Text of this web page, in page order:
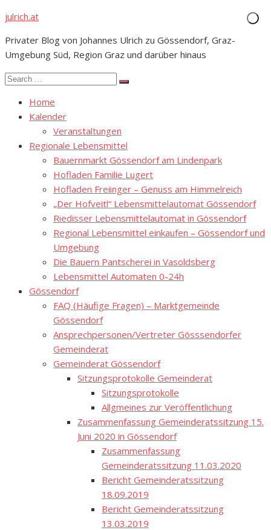
Skip
content
julrich.at
Privater Blog von Johannes Ulrich zu Gössendorf, Graz-
Umgebung Süd, Region Graz und darüber hinaus
Search
Search
Home
Kalender
Veranstaltungen
Regionale Lebensmittel
Bauernmarkt Gössendorf am Lindenpark
Hofladen Familie Lugert
Hofladen Freiinger – Genuss am Himmelreich
„Der Hofveitl“ Lebensmittelautomat Gössendorf
Riedisser Lebensmittelautomat in Gössendorf
Regional Lebensmittel einkaufen – Gössendorf und
Umgebung
Die Bauern Pantscherei in Vasoldsberg
Lebensmittel Automaten 0-24h
Gössendorf
FAQ (Häufige Fragen) – Marktgemeinde
Gössendorf
Ansprechpersonen/Vertreter Gösssendorfer
Gemeinderat
Gemeinderat Gössendorf
Sitzungsprotokolle Gemeinderat
Sitzungsprotokolle
Allgmeines zur Veröffentlichung
Zusammenfassung Gemeinderatssitzung 15.
Juni 2020 in Gössendorf
Zusammenfassung
Gemeinderatssitzung 11.03.2020
Bericht Gemeinderatssitzung
18.09.2019
Bericht Gemeinderatssitzung
13.03.2019